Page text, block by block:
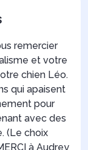
remercier
et votre
chien Léo.
qui apaisent
pour
avec des
(Le choix
à Audrey